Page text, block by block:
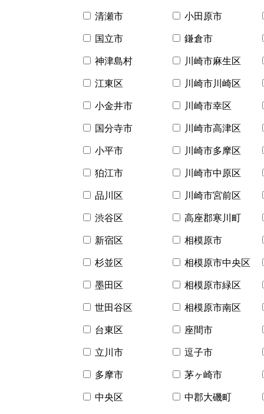
清瀬市
国立市
神津島村
江東区
小金井市
国分寺市
小平市
狛江市
品川区
渋谷区
新宿区
杉並区
墨田区
世田谷区
台東区
立川市
多摩市
中央区
小田原市
鎌倉市
川崎市麻生区
川崎市川崎区
川崎市幸区
川崎市高津区
川崎市多摩区
川崎市中原区
川崎市宮前区
高座郡寒川町
相模原市
相模原市中央区
相模原市緑区
相模原市南区
座間市
逗子市
茅ヶ崎市
中郡大磯町